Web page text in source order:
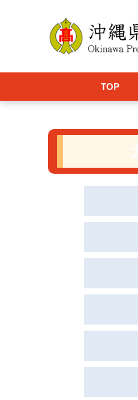
TOP